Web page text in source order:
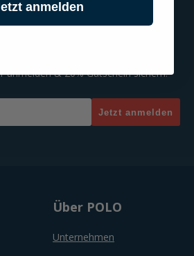
anmelden & 20% Gutschein sichern!
Jetzt anmelden
Über POLO
Unternehmen
anmelden